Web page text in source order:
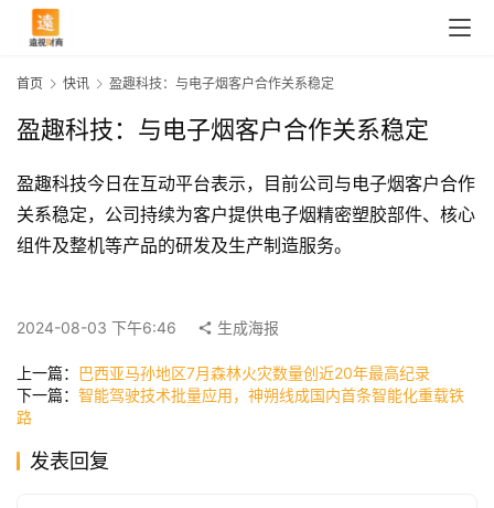
页
快
首页 快讯 盈趣科技：与电子烟客户合作关系稳定
盈趣科技：与电子烟客户合作关系稳定
盈趣科技今日在互动平台表示，目前公司与电子烟客户合作
关系稳定，公司持续为客户提供电子烟精密塑胶部件、核心
组件及整机等产品的研发及生产制造服务。
2024-08-03 下午6:46 生成海报
上一篇： 巴西亚马孙地区7月森林火灾数量创近20年最高纪录
下一篇： 智能驾驶技术批量应用，神朔线成国内首条智能化重载铁
路
发表回复